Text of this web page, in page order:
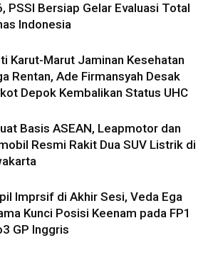
PSSI Bersiap Gelar Evaluasi Total
Indonesia
Karut-Marut Jaminan Kesehatan
Rentan, Ade Firmansyah Desak
Depok Kembalikan Status UHC
Basis ASEAN, Leapmotor dan
Resmi Rakit Dua SUV Listrik di
Imprsif di Akhir Sesi, Veda Ega
Kunci Posisi Keenam pada FP1
GP Inggris